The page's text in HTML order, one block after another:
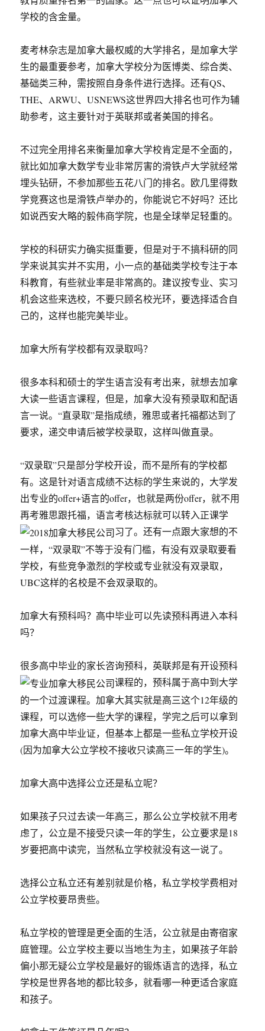
学校的含金量。
麦考林杂志是加拿大最权威的大学排名，是加拿大学
生的最重要参考，加拿大学校分为医博类、综合类、
基础类三种，需按照自身条件进行选择。还有QS、
THE、ARWU、USNEWS这世界四大排名也可作为辅
助参考，这主要针对于英联邦或者美国的排名。
不过完全用排名来衡量加拿大学校肯定是不全面的，
就比如加拿大数学专业非常厉害的滑铁卢大学就经常
埋头钻研，不参加那些五花八门的排名。欧几里得数
学竞赛这也是滑铁卢举办的，你能说它不好吗？还比
如说西安大略的毅伟商学院，也是全球举足轻重的。
学校的科研实力确实挺重要，但是对于不搞科研的同
学来说其实并不实用，小一点的基础类学校专注于本
科教育，有些就业率是非常高的。建议按专业、实习
机会这些来选校，不要只顾名校光环，要选择适合自
己的，这样也能完美毕业。
加拿大所有学校都有双录取吗？
很多本科和硕士的学生语言没有考出来，就想去加拿
大读一些语言课程，但是，加拿大没有预录取和配语
言一说。“直录取”是指成绩，雅思或者托福都达到了
要求，递交申请后被学校录取，这样叫做直录。
“双录取”只是部分学校开设，而不是所有的学校都
有。这是针对语言成绩不达标的学生来说的，大学发
出专业的offer+语言的offer，也就是两份offer，就不用
再考雅思跟托福，语言考核达标就可以转入正课学
习了。还有一点跟大家想的不
一样，“双录取”不等于没有门槛，有没有双录取要看
学校，有些竞争激烈的学校或专业就没有双录取，
UBC这样的名校是不会双录取的。
加拿大有预科吗？高中毕业可以先读预科再进入本科
吗？
很多高中毕业的家长咨询预科，英联邦是有开设预科
课程的，预科属于高中到大学
的一个过渡课程。加拿大其实就是高三这个12年级的
课程，可以选修一些大学的课程，学完之后可以拿到
加拿大高中毕业证，但基本上都是一些私立学校开设
(因为加拿大公立学校不接收只读高三一年的学生)。
加拿大高中选择公立还是私立呢？
如果孩子只过去读一年高三，那么公立学校就不用考
虑了，公立是不接受只读一年的学生，公立要求是18
岁要把高中读完，当然私立学校就没有这一说了。
选择公立私立还有差别就是价格，私立学校学费相对
公立学校要昂贵些。
私立学校的管理是更全面的生活，公立就是由寄宿家
庭管理。公立学校主要以当地生为主，如果孩子年龄
偏小那无疑公立学校是最好的锻炼语言的选择，私立
学校是世界各地的都比较多，就看哪一种更适合家庭
和孩子。